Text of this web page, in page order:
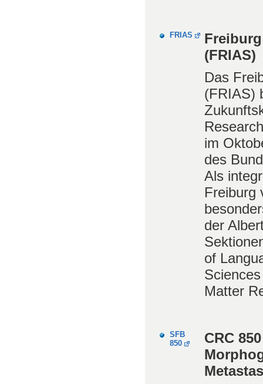
FRIAS
(FRIAS)
Das
(FRIAS)
im
des
Als
Freiburg
der
of
Matter
SFB
850
CRC